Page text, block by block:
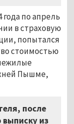
года по апрель
в страховую
попытался
стоимостью
Пышме,
после
из